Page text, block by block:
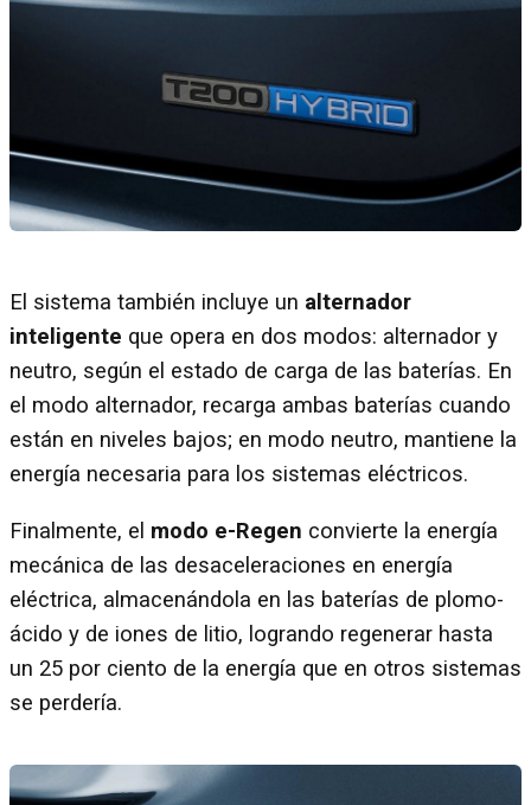
El sistema también incluye un alternador
inteligente que opera en dos modos: alternador y
neutro, según el estado de carga de las baterías. En
el modo alternador, recarga ambas baterías cuando
están en niveles bajos; en modo neutro, mantiene la
energía necesaria para los sistemas eléctricos.
Finalmente, el modo e-Regen convierte la energía
mecánica de las desaceleraciones en energía
eléctrica, almacenándola en las baterías de plomo-
ácido y de iones de litio, logrando regenerar hasta
un 25 por ciento de la energía que en otros sistemas
se perdería.